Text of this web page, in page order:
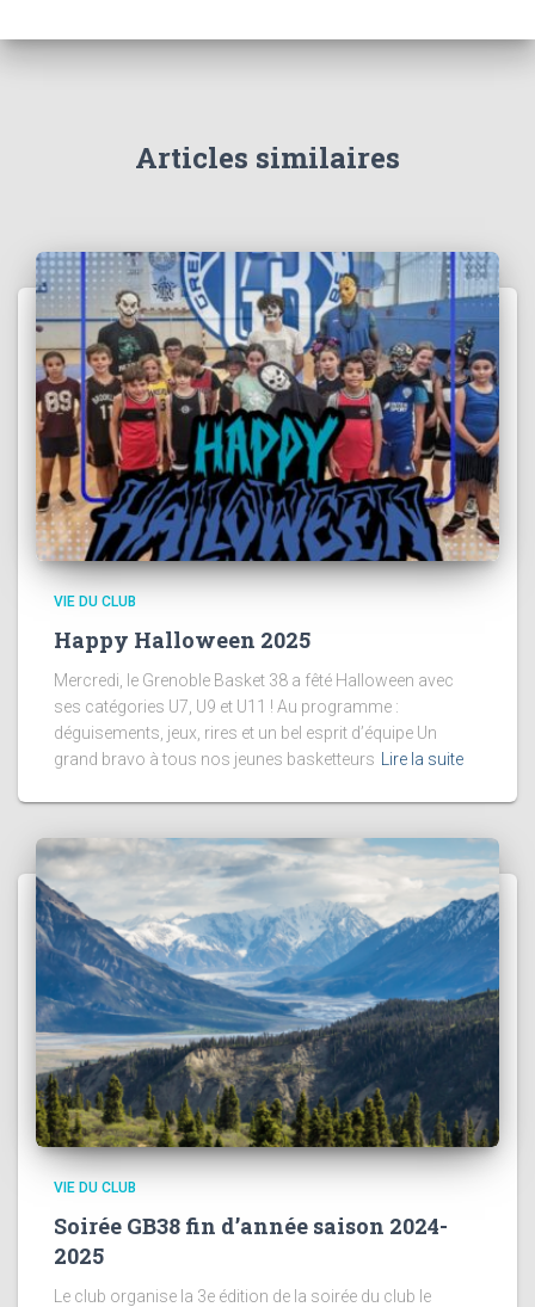
Articles similaires
VIE DU CLUB
Happy Halloween 2025
Mercredi, le Grenoble Basket 38 a fêté Halloween avec
ses catégories U7, U9 et U11 ! Au programme :
déguisements, jeux, rires et un bel esprit d’équipe Un
grand bravo à tous nos jeunes basketteurs
Lire la suite
VIE DU CLUB
Soirée GB38 fin d’année saison 2024-
2025
Le club organise la 3e édition de la soirée du club le